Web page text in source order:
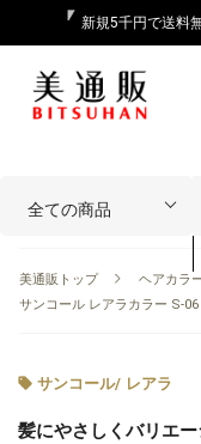
新規5千円で送料
美通販トップ ヘアカラ
サンコール レアラカラー S-06
サンコール/ レアラ
髪にやさしくバリエ